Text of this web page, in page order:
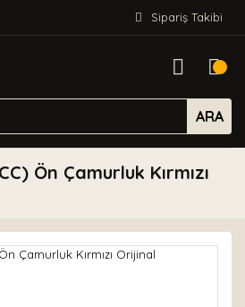
Sipariş Takibi
ARA
Ön Çamurluk Kırmızı